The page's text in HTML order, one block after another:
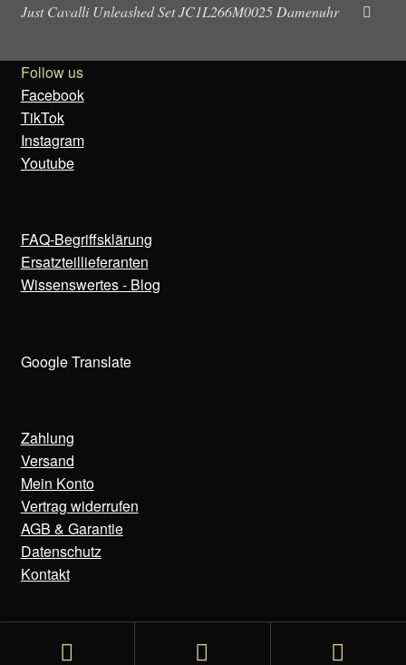
Just Cavalli Unleashed Set JC1L266M0025 Damenuhr
Follow us
Facebook
TikTok
Instagram
Youtube
FAQ-Begriffsklärung
Ersatzteillieferanten
Wissenswertes - Blog
Google Translate
Zahlung
Versand
Mein Konto
Vertrag widerrufen
AGB & Garantie
Datenschutz
Kontakt
© Bens Uhren 2020-2025